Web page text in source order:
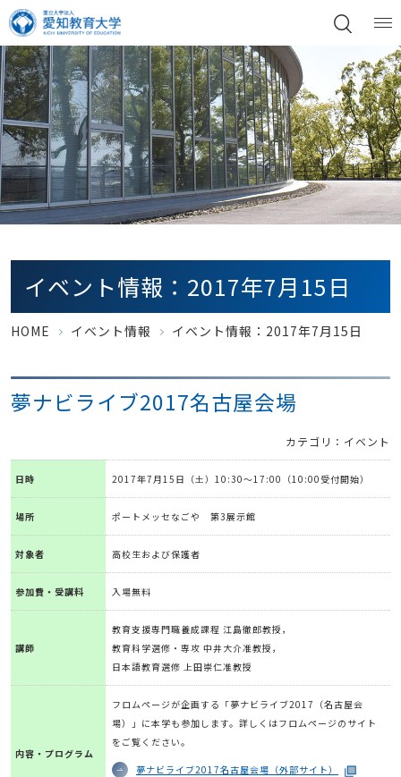
イベント情報：2017年7月15日
HOME イベント情報 イベント情報：2017年7月15日
夢ナビライブ2017名古屋会場
カテゴリ：イベント
日時 2017年7月15日（土）10:30～17:00（10:00受付開始）
場所 ポートメッセなごや 第3展示館
対象者 高校生および保護者
参加費・受講料 入場無料
講師
教育支援専門職養成課程 江島徹郎教授，
教育科学選修・専攻 中井大介准教授，
日本語教育選修 上田崇仁准教授
内容・プログラム
フロムページが企画する「夢ナビライブ2017（名古屋会
場）」に本学も参加します。詳しくはフロムページのサイト
をご覧ください。
夢ナビライブ2017名古屋会場（外部サイト）